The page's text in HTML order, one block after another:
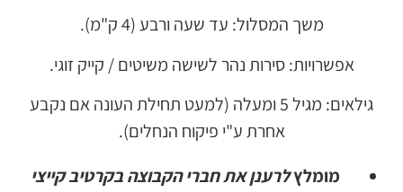
משך המסלול: עד שעה ורבע (4 ק"מ).
אפשרויות: סירות נהר לשישה משיטים / קייק זוגי.
גילאים: מגיל 5 ומעלה (למעט תחילת העונה אם נקבע
אחרת ע"י פיקוח הנחלים).
מומלץלרענן את חברי הקבוצה בקרטיב קייצי